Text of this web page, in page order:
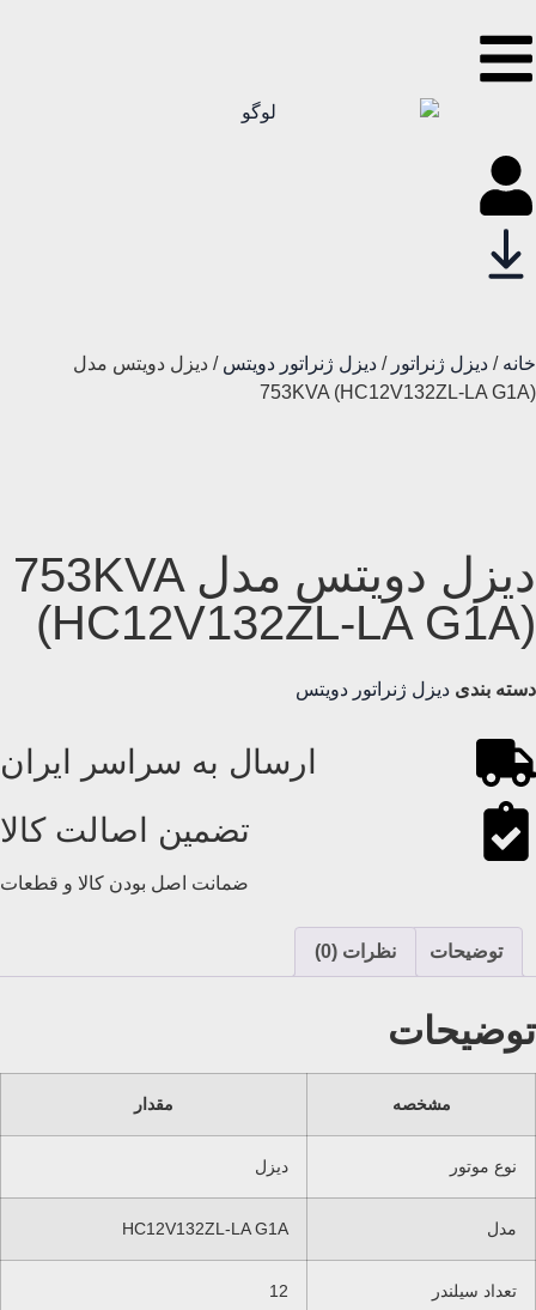
خانه / دیزل ژنراتور / دیزل ژنراتور دویتس / دیزل دویتس مدل
753KVA (HC12V132ZL-LA G1A)
دیزل دویتس مدل 753KVA
(HC12V132ZL-LA G1A)
دسته بندی دیزل ژنراتور دویتس
ارسال به سراسر ایران
تضمین اصالت کالا
ضمانت اصل بودن کالا و قطعات
توضیحات نظرات (0)
توضیحات
مشخصه مقدار
نوع موتور دیزل
مدل HC12V132ZL-LA G1A
تعداد سیلندر 12